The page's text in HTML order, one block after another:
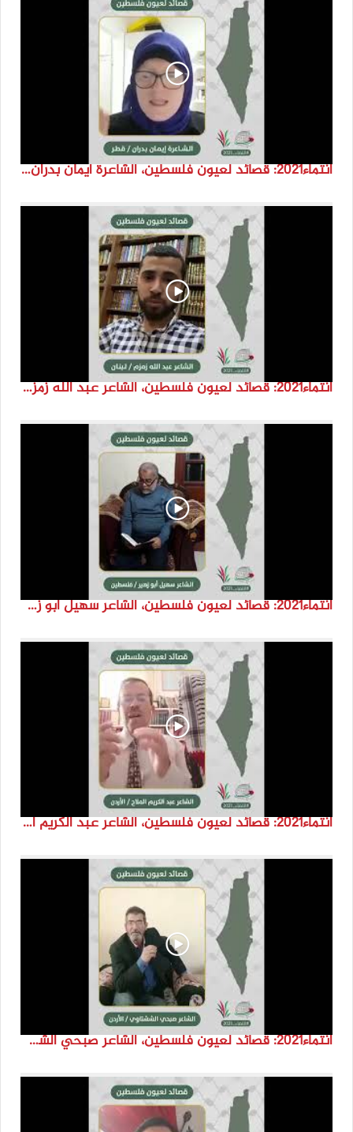
انتماء2021: قصائد لعيون فلسطين، الشاعرة ايمان بدران، قطر
انتماء2021: قصائد لعيون فلسطين، الشاعر عبد الله زمزم، لبنان
انتماء2021: قصائد لعيون فلسطين، الشاعر سهيل أبو زهير، فلسطين
انتماء2021: قصائد لعيون فلسطين، الشاعر عبد الكريم الملاح، الاردن
انتماء2021: قصائد لعيون فلسطين، الشاعر صبحي الششتاوي، الاردن